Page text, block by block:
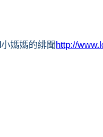
媽媽的緋聞http://